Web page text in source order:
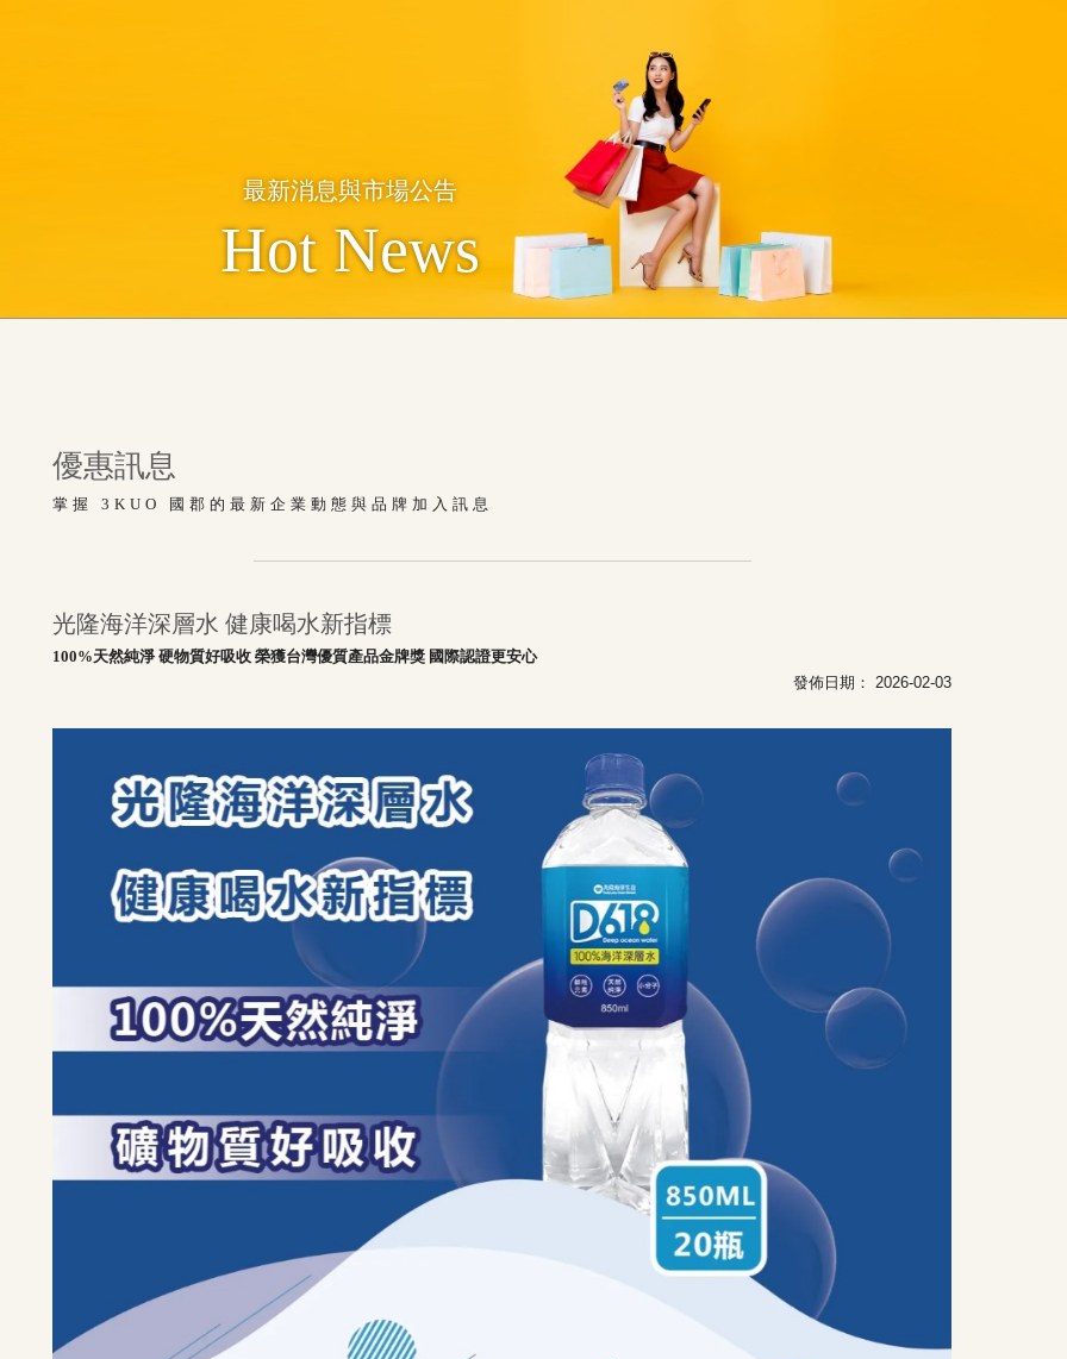
最新消息與市場公告
Hot News
優惠訊息
掌握 3KUO 國郡的最新企業動態與品牌加入訊息
光隆海洋深層水 健康喝水新指標
100%天然純淨 硬物質好吸收 榮獲台灣優質產品金牌獎 國際認證更安心
發佈日期： 2026-02-03